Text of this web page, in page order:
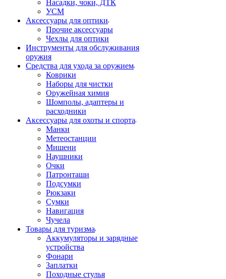
Насадки, чоки, ДТК
УСМ
Аксессуары для оптики
Прочие аксессуары
Чехлы для оптики
Инструменты для обслуживания
оружия
Средства для ухода за оружием
Коврики
Наборы для чистки
Оружейная химия
Шомполы, адаптеры и
расходники
Аксессуары для охоты и спорта
Манки
Метеостанции
Мишени
Наушники
Очки
Патронташи
Подсумки
Рюкзаки
Сумки
Навигация
Чучела
Товары для туризма
Аккумуляторы и зарядные
устройства
Фонари
Заплатки
Походные стулья